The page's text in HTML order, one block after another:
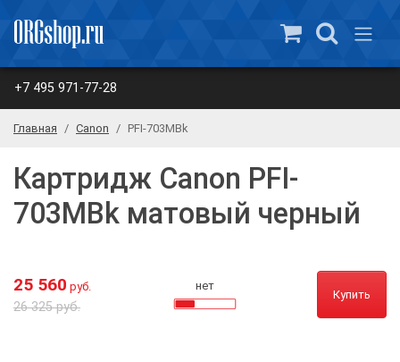
+7 495 971-77-28
Главная Canon PFI-703MBk
Картридж Canon PFI-
703MBk матовый черный
25 560 руб.
26 325 руб.
нет
Купить